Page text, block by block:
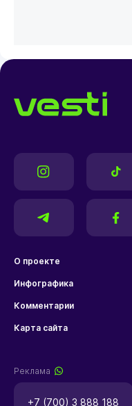
О проекте
Инфографика
Комментарии
Карта сайта
Реклама
+7 (700) 3 888 188